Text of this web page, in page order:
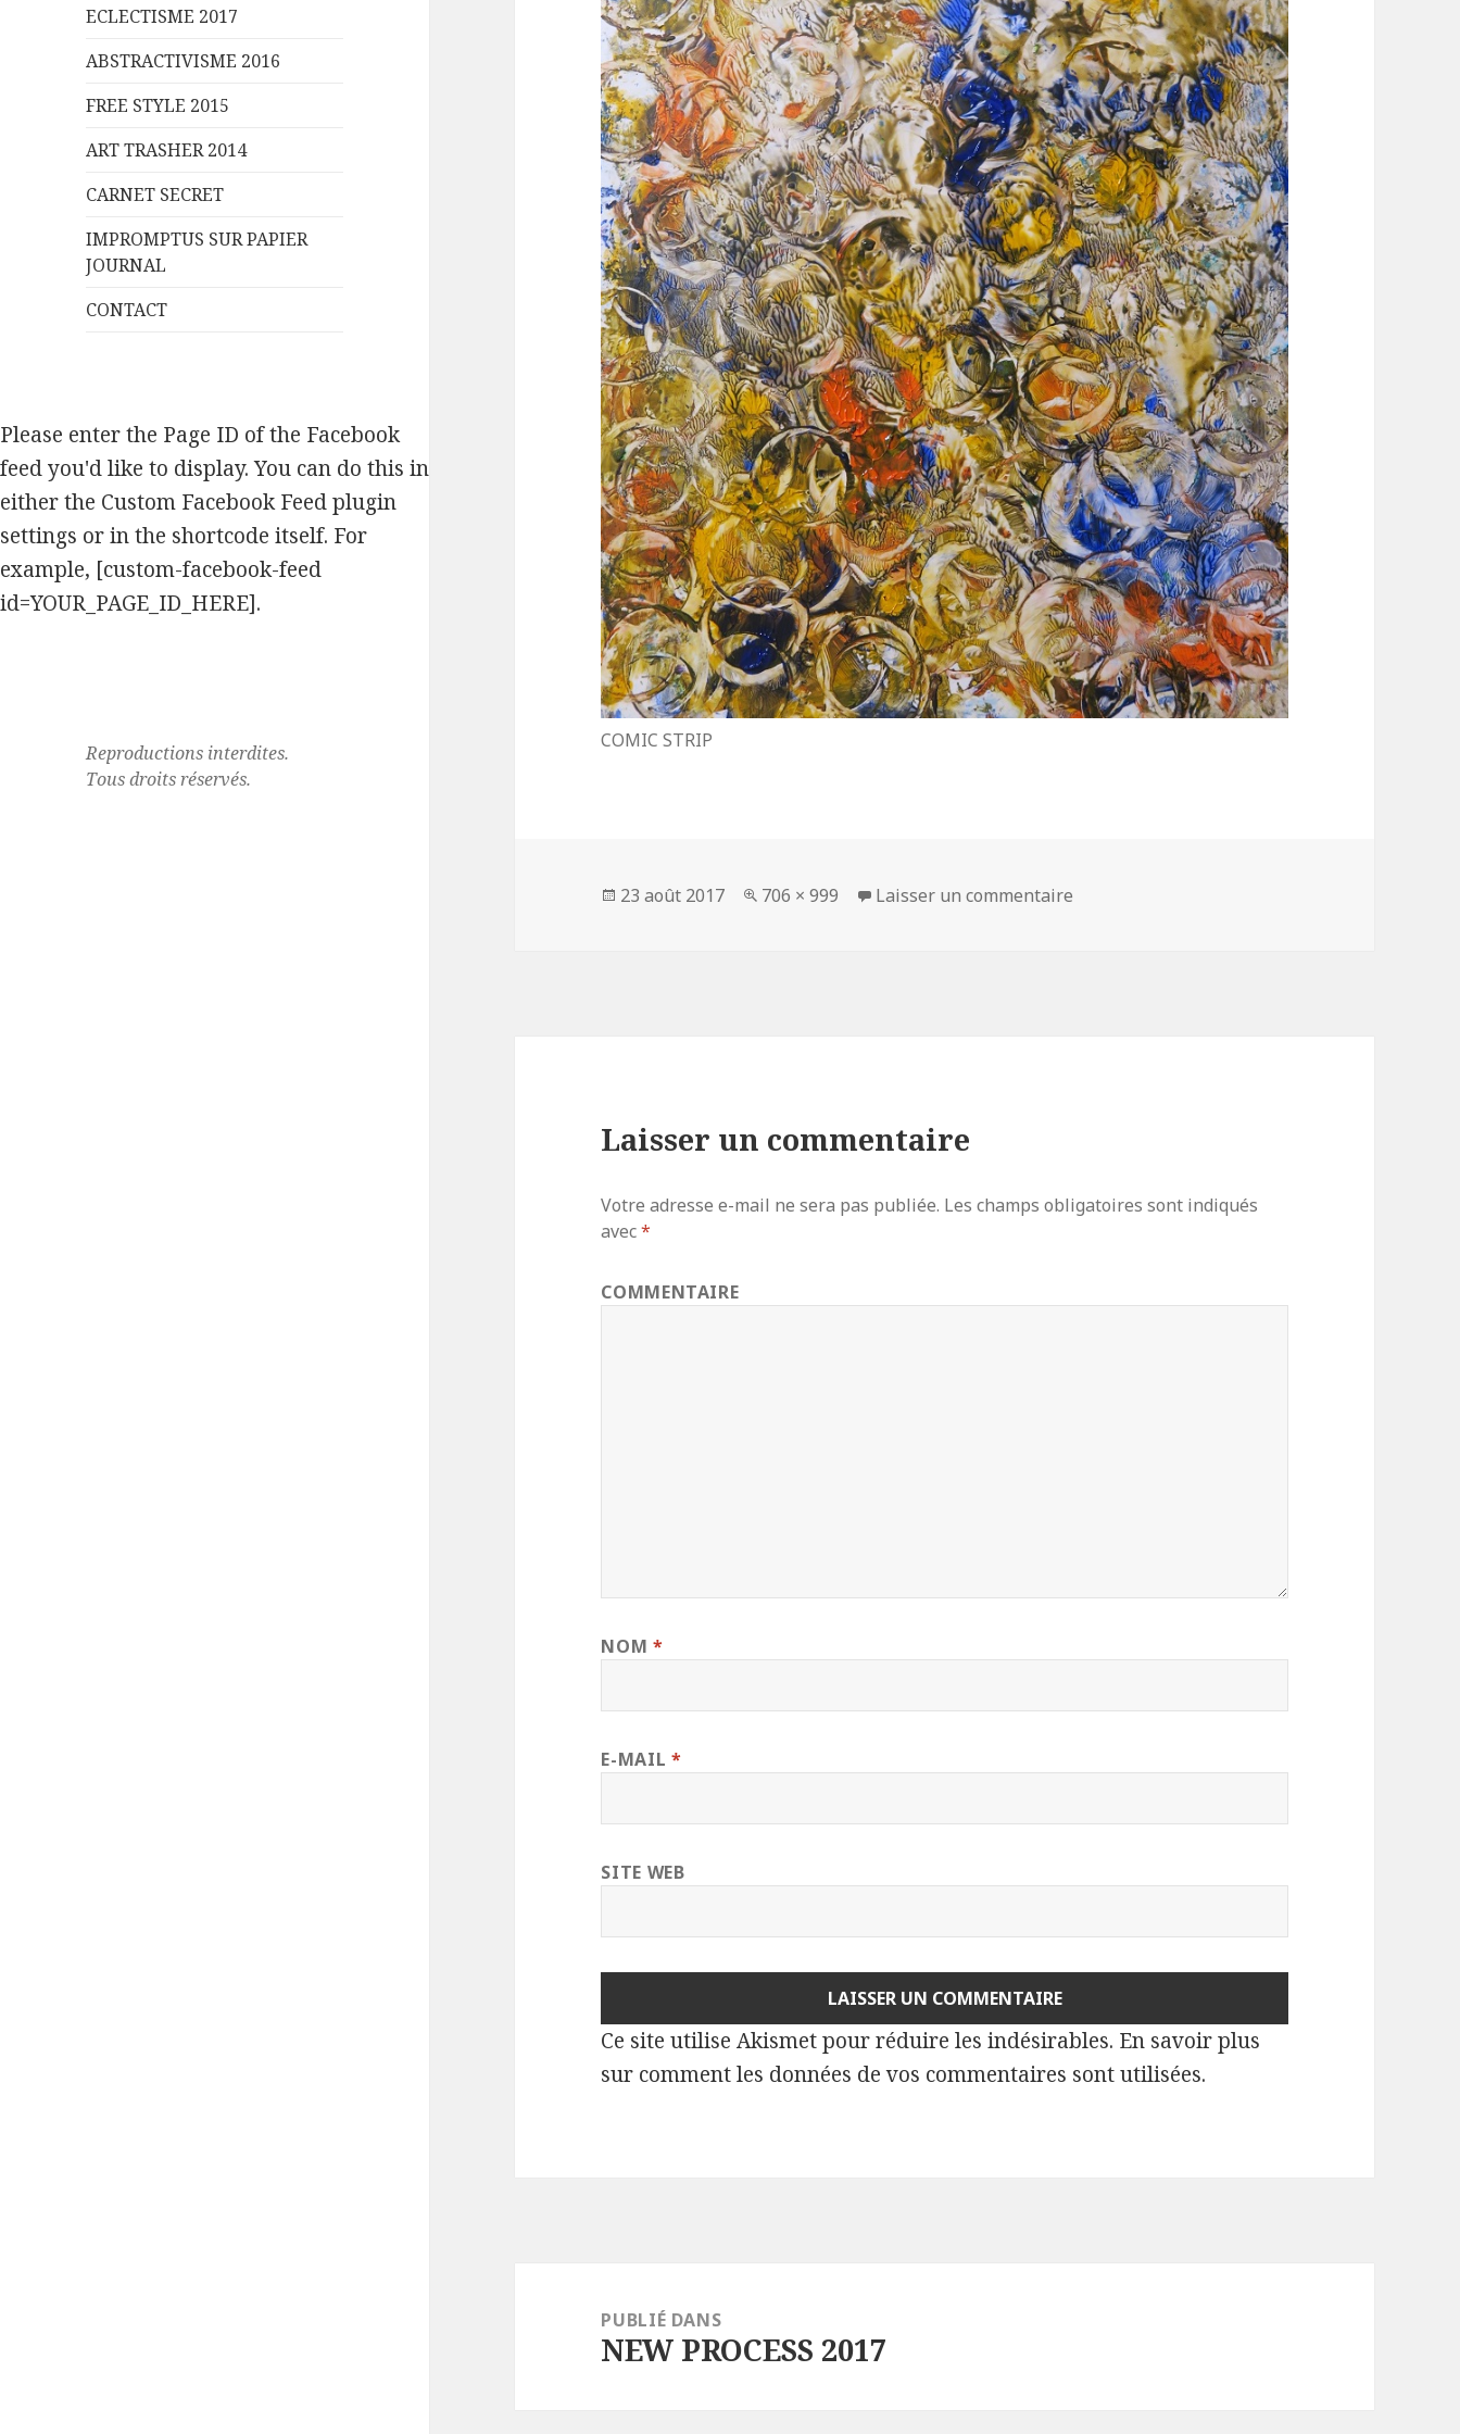
ECLECTISME 2017
ABSTRACTIVISME 2016
FREE STYLE 2015
ART TRASHER 2014
CARNET SECRET
IMPROMPTUS SUR PAPIER
JOURNAL
CONTACT
Please enter the Page ID of the Facebook
feed you'd like to display. You can do this in
either the Custom Facebook Feed plugin
settings or in the shortcode itself. For
example, [custom-facebook-feed
id=YOUR_PAGE_ID_HERE].
Reproductions interdites.
Tous droits réservés.
COMIC STRIP
Publié
23 août 2017
Taille
706 × 999 Laisser un commentaire
Laisser un commentaire
Votre adresse e-mail ne sera pas publiée. Les champs obligatoires sont indiqués
avec*
COMMENTAIRE
NOM *
E-MAIL *
SITE WEB
Ce site utilise Akismet pour réduire les indésirables. En savoir plus
sur comment les données de vos commentaires sont utilisées.
l’article
PUBLIÉ DANS
NEW PROCESS 2017